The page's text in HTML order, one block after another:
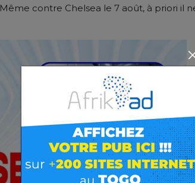
contre Chelsea le 7 août, à priori il